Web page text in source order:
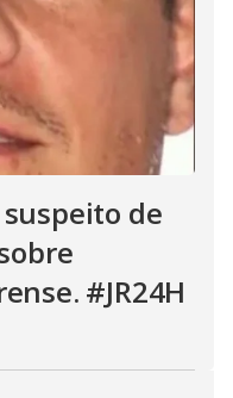
de
#JR24H